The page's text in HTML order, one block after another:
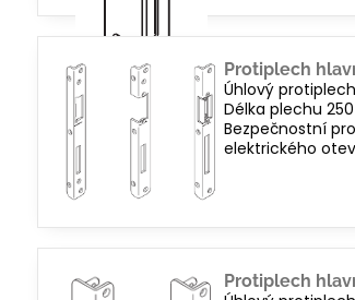
Protiplech
Úhlový
Délka plechu
Bezpečnostní
elektrického
Protiplech